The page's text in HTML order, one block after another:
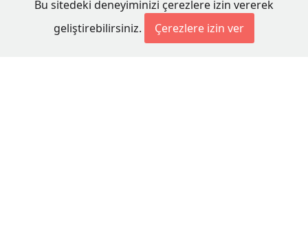
Bu sitedeki deneyiminizi çerezlere izin vererek
geliştirebilirsiniz.
Çerezlere izin ver